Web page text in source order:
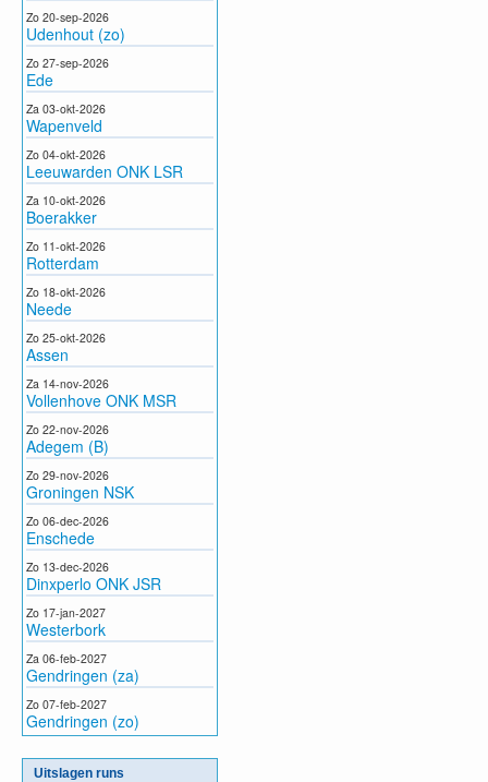
Zo 20-sep-2026
Udenhout (zo)
Zo 27-sep-2026
Ede
Za 03-okt-2026
Wapenveld
Zo 04-okt-2026
Leeuwarden ONK LSR
Za 10-okt-2026
Boerakker
Zo 11-okt-2026
Rotterdam
Zo 18-okt-2026
Neede
Zo 25-okt-2026
Assen
Za 14-nov-2026
Vollenhove ONK MSR
Zo 22-nov-2026
Adegem (B)
Zo 29-nov-2026
Groningen NSK
Zo 06-dec-2026
Enschede
Zo 13-dec-2026
Dinxperlo ONK JSR
Zo 17-jan-2027
Westerbork
Za 06-feb-2027
Gendringen (za)
Zo 07-feb-2027
Gendringen (zo)
Uitslagen runs